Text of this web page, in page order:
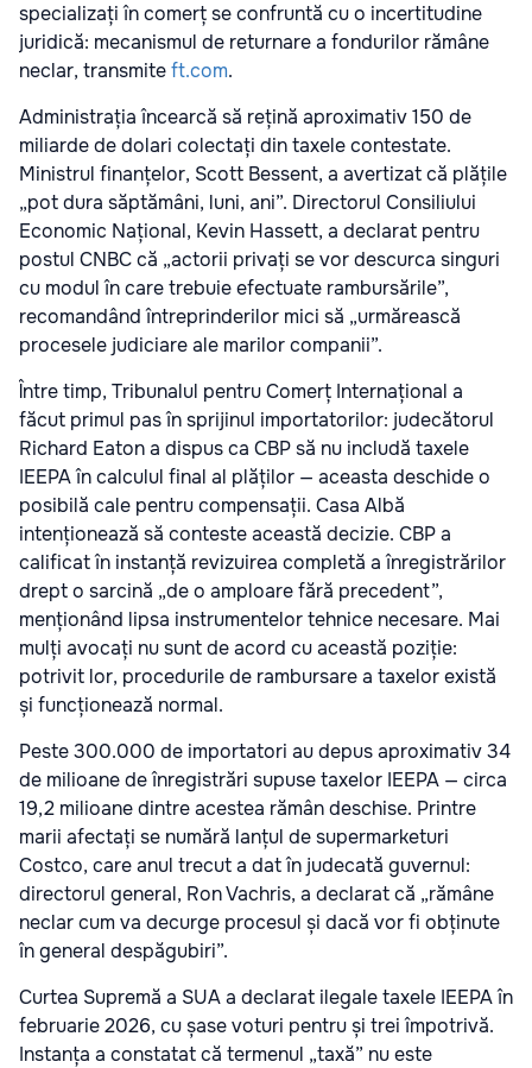
specializați în comerț se confruntă cu o incertitudine
juridică: mecanismul de returnare a fondurilor rămâne
neclar, transmiteft.com.
Administrația încearcă să rețină aproximativ 150 de
miliarde de dolari colectați din taxele contestate.
Ministrul finanțelor, Scott Bessent, a avertizat că plățile
„pot dura săptămâni, luni, ani”. Directorul Consiliului
Economic Național, Kevin Hassett, a declarat pentru
postul CNBC că „actorii privați se vor descurca singuri
cu modul în care trebuie efectuate rambursările”,
recomandând întreprinderilor mici să „urmărească
procesele judiciare ale marilor companii”.
Între timp, Tribunalul pentru Comerț Internațional a
făcut primul pas în sprijinul importatorilor: judecătorul
Richard Eaton a dispus ca CBP să nu includă taxele
IEEPA în calculul final al plăților — aceasta deschide o
posibilă cale pentru compensații. Casa Albă
intenționează să conteste această decizie. CBP a
calificat în instanță revizuirea completă a înregistrărilor
drept o sarcină „de o amploare fără precedent”,
menționând lipsa instrumentelor tehnice necesare. Mai
mulți avocați nu sunt de acord cu această poziție:
potrivit lor, procedurile de rambursare a taxelor există
și funcționează normal.
Peste 300.000 de importatori au depus aproximativ 34
de milioane de înregistrări supuse taxelor IEEPA — circa
19,2 milioane dintre acestea rămân deschise. Printre
marii afectați se numără lanțul de supermarketuri
Costco, care anul trecut a dat în judecată guvernul:
directorul general, Ron Vachris, a declarat că „rămâne
neclar cum va decurge procesul și dacă vor fi obținute
în general despăgubiri”.
Curtea Supremă a SUA a declarat ilegale taxele IEEPA în
februarie 2026, cu șase voturi pentru și trei împotrivă.
Instanța a constatat că termenul „taxă” nu este